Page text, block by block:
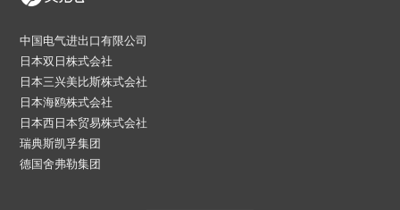
中国电气进出口有限公司
日本双日株式会社
日本三兴美比斯株式会社
日本海鸥株式会社
日本西日本贸易株式会社
瑞典斯凯孚集团
德国舍弗勒集团